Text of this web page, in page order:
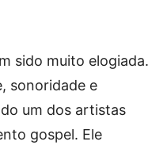
sido muito elogiada.
sonoridade e
um dos artistas
gospel. Ele